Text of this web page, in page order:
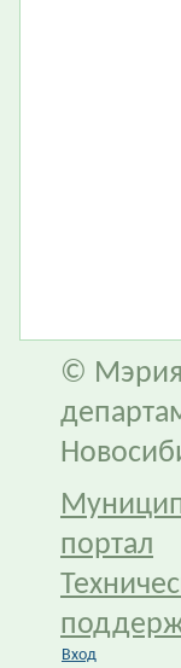
© Мэрия
портал
Вход